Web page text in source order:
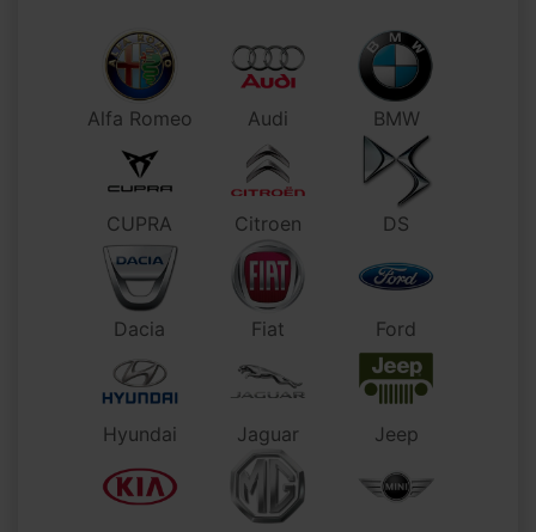
Alfa Romeo Audi BMW
CUPRA Citroen DS
Dacia Fiat Ford
Hyundai Jaguar Jeep